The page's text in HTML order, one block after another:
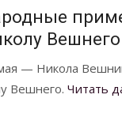
Вешнего
— Никола
Вешнего. Читать